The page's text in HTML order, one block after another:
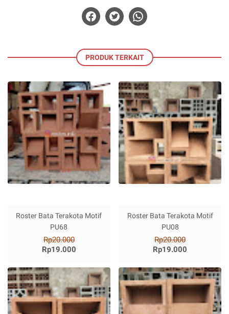
PRODUK TERKAIT
Roster Bata Terakota Motif
PU68
Rp20.000
Rp19.000
Roster Bata Terakota Motif
PU08
Rp20.000
Rp19.000